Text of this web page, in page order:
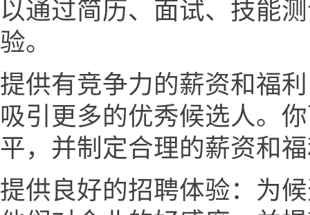
以通过简历、面试、技能
验。
提供有竞争力的薪资和福
吸引更多的优秀候选人。
平，并制定合理的薪资和
提供良好的招聘体验：为